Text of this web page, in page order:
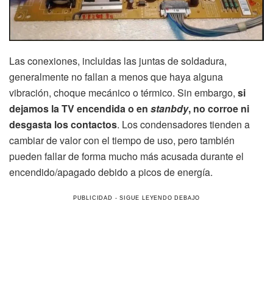
Las conexiones, incluidas las juntas de soldadura,
generalmente no fallan a menos que haya alguna
vibración, choque mecánico o térmico. Sin embargo, si
dejamos la TV encendida o en stanbdy, no corroe ni
desgasta los contactos. Los condensadores tienden a
cambiar de valor con el tiempo de uso, pero también
pueden fallar de forma mucho más acusada durante el
encendido/apagado debido a picos de energía.